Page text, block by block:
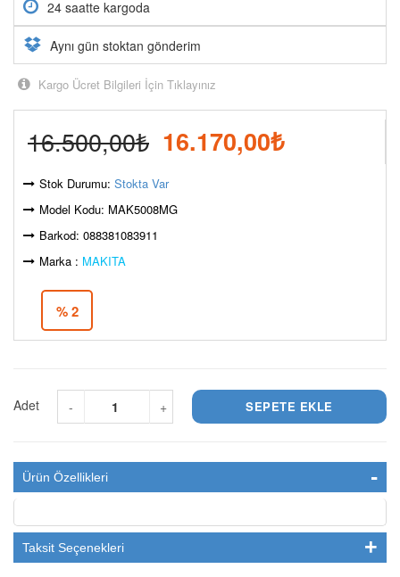
24 saatte kargoda
Aynı gün stoktan gönderim
Kargo Ücret Bilgileri İçin Tıklayınız
16.500,00₺ 16.170,00₺
Stok Durumu: Stokta Var
Model Kodu: MAK5008MG
Barkod: 088381083911
Marka : MAKITA
% 2
Adet +
-
Ürün Özellikleri
Taksit Seçenekleri